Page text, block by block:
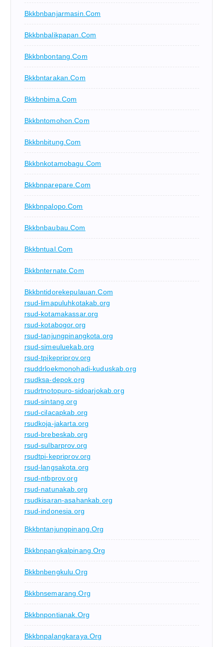
Bkkbnbanjarmasin.com
Bkkbnbalikpapan.com
Bkkbnbontang.com
Bkkbntarakan.com
Bkkbnbima.com
Bkkbntomohon.com
Bkkbnbitung.com
Bkkbnkotamobagu.com
Bkkbnparepare.com
Bkkbnpalopo.com
Bkkbnbaubau.com
Bkkbntual.com
Bkkbnternate.com
Bkkbntidorekepulauan.com
rsud-limapuluhkotakab.org
rsud-kotamakassar.org
rsud-kotabogor.org
rsud-tanjungpinangkota.org
rsud-simeuluekab.org
rsud-tpikepriprov.org
rsuddrloekmonohadi-kuduskab.org
rsudksa-depok.org
rsudrtnotopuro-sidoarjokab.org
rsud-sintang.org
rsud-cilacapkab.org
rsudkoja-jakarta.org
rsud-brebeskab.org
rsud-sulbarprov.org
rsudtpi-kepriprov.org
rsud-langsakota.org
rsud-ntbprov.org
rsud-natunakab.org
rsudkisaran-asahankab.org
rsud-indonesia.org
Bkkbntanjungpinang.org
Bkkbnpangkalpinang.org
Bkkbnbengkulu.org
Bkkbnsemarang.org
Bkkbnpontianak.org
Bkkbnpalangkaraya.org